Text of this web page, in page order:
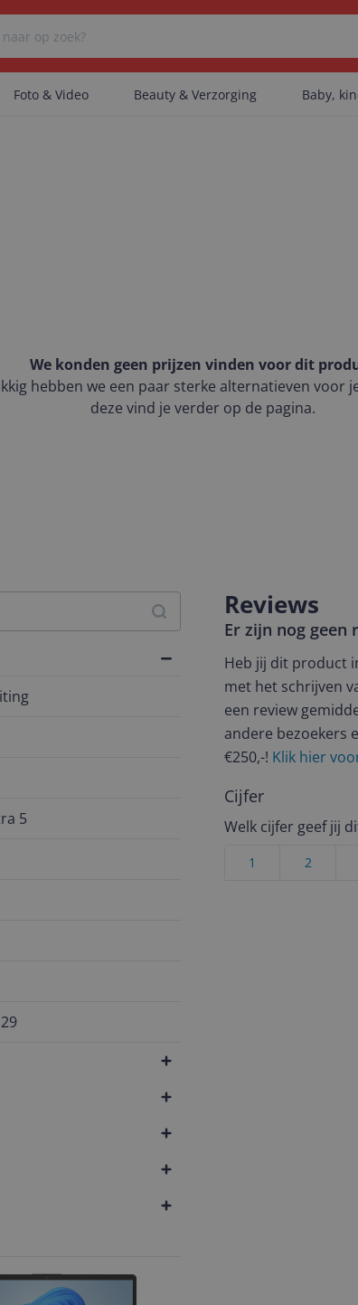
Foto & Video Beauty & Verzorging Baby,
We konden geen prijzen vinden voor dit
hebben we een paar sterke alternatieven voor
deze vind je verder op de pagina.
5
Reviews
Er zijn nog geen
Heb jij dit product
met het schrijven
een review
andere bezoekers
€250,-! Klik hier
Cijfer
Welk cijfer geef jij
2
1